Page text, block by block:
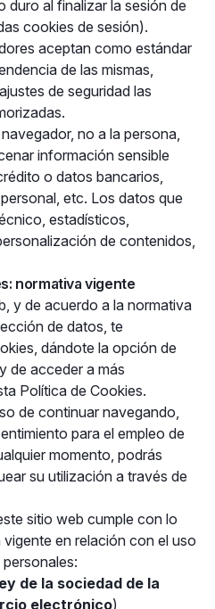
duro al finalizar la sesión de
cookies de sesión).
aceptan como estándar
de las mismas,
de seguridad las
no a la persona,
información sensible
o datos bancarios,
etc. Los datos que
estadísticos,
de contenidos,
normativa vigente
y de acuerdo a la normativa
de datos, te
dándote la opción de
de acceder a más
Política de Cookies.
de continuar navegando,
para el empleo de
momento, podrás
su utilización a través de
sitio web cumple con lo
en relación con el uso
de la sociedad de la
electrónico)